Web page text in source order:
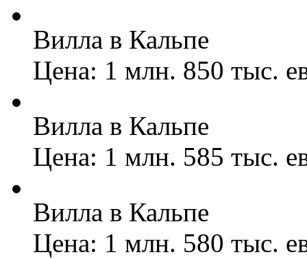
Вилла в Кальпе
Цена: 1 млн. 850 тыс.
Вилла в Кальпе
Цена: 1 млн. 585 тыс.
Вилла в Кальпе
Цена: 1 млн. 580 тыс.